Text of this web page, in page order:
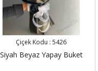
Çiçek Kodu : 5426
Siyah Beyaz Yapay Buket